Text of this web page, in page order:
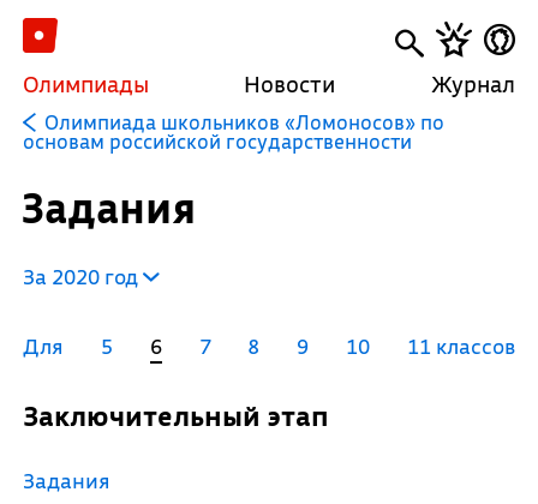
Олимпиады Новости Журнал
Олимпиада школьников «Ломоносов» по
основам российской государственности
Задания
За 2020 год
Для 5 6 7 8 9 10 11 классов
Заключительный этап
Задания